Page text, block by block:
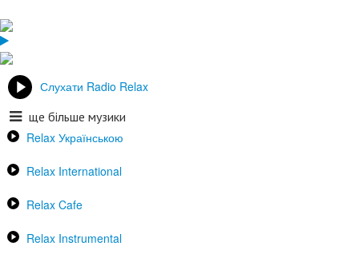
Слухати Radio Relax
ще більше музики
Relax Українською
Relax International
Relax Cafe
Relax Instrumental